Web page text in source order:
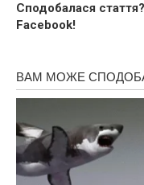
Сподобалася
Facebook!